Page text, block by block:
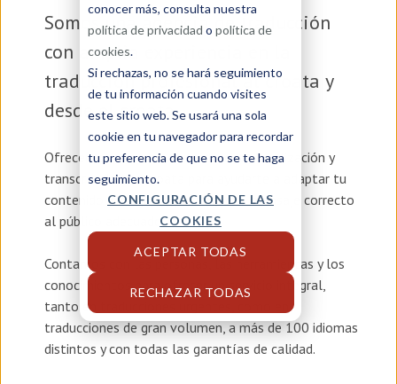
conocer más, consulta nuestra
política de privacidad o política de
cookies.
Si rechazas, no se hará seguimiento
de tu información cuando visites
este sitio web. Se usará una sola
cookie en tu navegador para recordar
tu preferencia de que no se te haga
seguimiento.
CONFIGURACIÓN DE LAS
COOKIES
ACEPTAR TODAS
RECHAZAR TODAS
Somos unaagencia de traducción
con amplia experiencia en la
traducción profesional al croata y
desde el croata
Ofrecemos servicios detraducción, localización y
transcreación en croata
para ayudarte a adaptar tu
contenido y asegurar que llegue el mensaje correcto
al público adecuado.
Contamos con las personas, las herramientas y los
conocimientos para ofrecer un servicio integral,
tanto en traducciones urgentes, como en
traducciones de gran volumen, a más de 100 idiomas
distintos y con todas las garantías de calidad.